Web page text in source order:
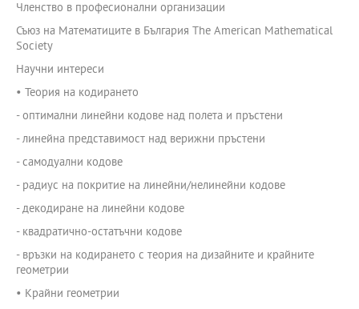
Членство в професионални организации
Съюз на Математиците в България The American Mathematical
Society
Научни интереси
• Теория на кодирането
- оптимални линейни кодове над полета и пръстени
- линейна представимост над верижни пръстени
- самодуални кодове
- радиус на покритие на линейни/нелинейни кодове
- декодиране на линейни кодове
- квадратично-остатъчни кодове
- връзки на кодирането с теория на дизайните и крайните
геометрии
• Крайни геометрии